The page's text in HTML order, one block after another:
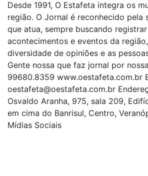
Desde 1991, O Estafeta integra os
região. O Jornal é reconhecido pela
que atua, sempre buscando
acontecimentos e eventos da
diversidade de opiniões e as
Gente nossa que faz jornal por
99680.8359 www.oestafeta.com.br
oestafeta@oestafeta.com.br
Osvaldo Aranha, 975, sala 209,
em cima do Banrisul, Centro,
Mídias Sociais